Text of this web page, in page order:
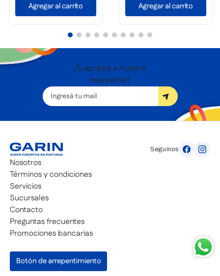
Agregar al carrito Agregar al carrito
¡Suscribite a nuestro
newsletter!
Seguínos
Nosotros
Términos y condiciones
Servicios
Sucursales
Contacto
Preguntas frecuentes
Promociones bancarias
Botón de arrepentimiento